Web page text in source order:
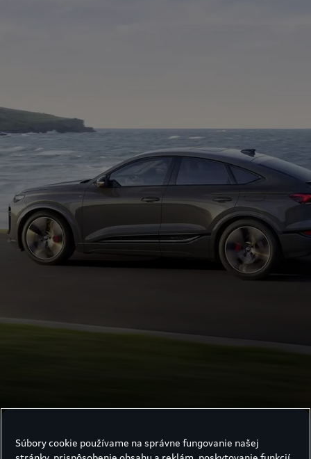
Súbory cookie používame na správne fungovanie našej